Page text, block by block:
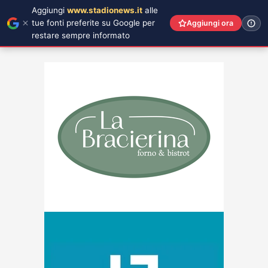
Aggiungi www.stadionews.it alle
tue fonti preferite su Google per
restare sempre informato
Aggiungi ora